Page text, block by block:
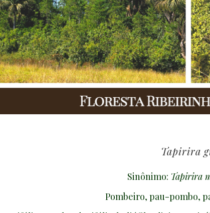
Tapirira
Sinônimo: Tapirira
Pombeiro, pau-pombo,